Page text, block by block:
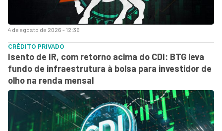
4 de agosto de 2026 - 12:36
CRÉDITO PRIVADO
Isento de IR, com retorno acima do CDI: BTG leva
fundo de infraestrutura à bolsa para investidor de
olho na renda mensal